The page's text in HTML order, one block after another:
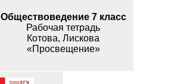
Обществоведение 7 класс
Рабочая тетрадь
Котова, Лискова
«Просвещение»